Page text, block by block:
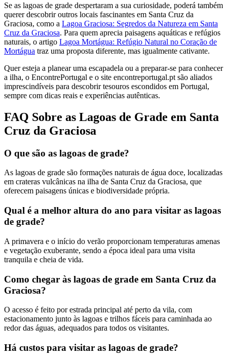
Se as lagoas de grade despertaram a sua curiosidade, poderá também
querer descobrir outros locais fascinantes em Santa Cruz da
Graciosa, como a Lagoa Graciosa: Segredos da Natureza em Santa
Cruz da Graciosa. Para quem aprecia paisagens aquáticas e refúgios
naturais, o artigo Lagoa Mortágua: Refúgio Natural no Coração de
Mortágua traz uma proposta diferente, mas igualmente cativante.
Quer esteja a planear uma escapadela ou a preparar-se para conhecer
a ilha, o EncontrePortugal e o site encontreportugal.pt são aliados
imprescindíveis para descobrir tesouros escondidos em Portugal,
sempre com dicas reais e experiências autênticas.
FAQ Sobre as Lagoas de Grade em Santa
Cruz da Graciosa
O que são as lagoas de grade?
As lagoas de grade são formações naturais de água doce, localizadas
em crateras vulcânicas na ilha de Santa Cruz da Graciosa, que
oferecem paisagens únicas e biodiversidade própria.
Qual é a melhor altura do ano para visitar as lagoas
de grade?
A primavera e o início do verão proporcionam temperaturas amenas
e vegetação exuberante, sendo a época ideal para uma visita
tranquila e cheia de vida.
Como chegar às lagoas de grade em Santa Cruz da
Graciosa?
O acesso é feito por estrada principal até perto da vila, com
estacionamento junto às lagoas e trilhos fáceis para caminhada ao
redor das águas, adequados para todos os visitantes.
Há custos para visitar as lagoas de grade?